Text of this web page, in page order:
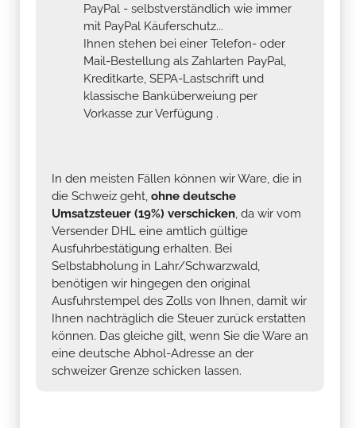
PayPal - selbstverständlich wie immer
mit PayPal Käuferschutz...
Ihnen stehen bei einer Telefon- oder
Mail-Bestellung als Zahlarten PayPal,
Kreditkarte, SEPA-Lastschrift und
klassische Banküberweiung per
Vorkasse zur Verfügung .
In den meisten Fällen können wir Ware, die in
die Schweiz geht, ohne deutsche
Umsatzsteuer (19%) verschicken, da wir vom
Versender DHL eine amtlich gültige
Ausfuhrbestätigung erhalten. Bei
Selbstabholung in Lahr/Schwarzwald,
benötigen wir hingegen den original
Ausfuhrstempel des Zolls von Ihnen, damit wir
Ihnen nachträglich die Steuer zurück erstatten
können. Das gleiche gilt, wenn Sie die Ware an
eine deutsche Abhol-Adresse an der
schweizer Grenze schicken lassen.